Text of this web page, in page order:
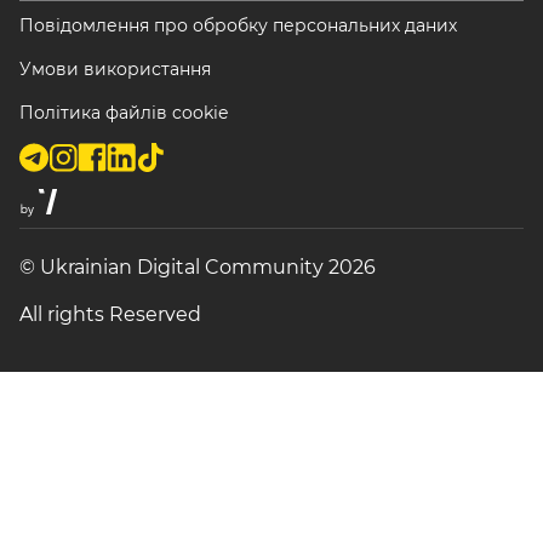
Повідомлення про обробку персональних даних
Умови використання
Політика файлів cookie
© Ukrainian Digital Community 2026
All rights Reserved